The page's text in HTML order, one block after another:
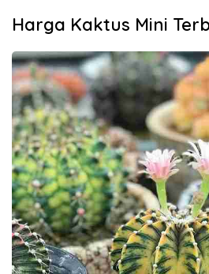
Harga Kaktus Mini